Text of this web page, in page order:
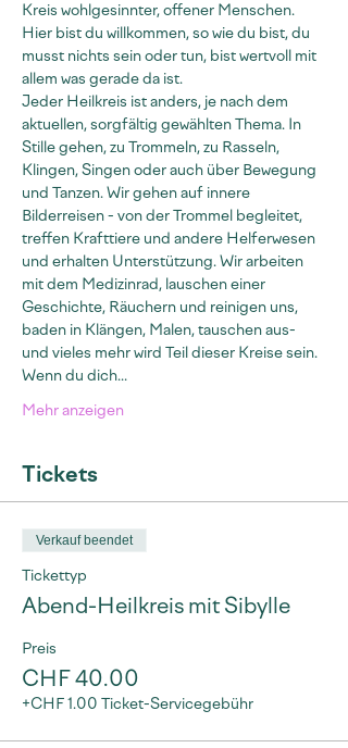
Kreis wohlgesinnter, offener Menschen.
Hier bist du willkommen, so wie du bist, du
musst nichts sein oder tun, bist wertvoll mit
allem was gerade da ist.
Jeder Heilkreis ist anders, je nach dem
aktuellen, sorgfältig gewählten Thema. In
Stille gehen, zu Trommeln, zu Rasseln,
Klingen, Singen oder auch über Bewegung
und Tanzen. Wir gehen auf innere
Bilderreisen - von der Trommel begleitet,
treffen Krafttiere und andere Helferwesen
und erhalten Unterstützung. Wir arbeiten
mit dem Medizinrad, lauschen einer
Geschichte, Räuchern und reinigen uns,
baden in Klängen, Malen, tauschen aus-
und vieles mehr wird Teil dieser Kreise sein.
Wenn du dich…
Mehr anzeigen
Tickets
Verkauf beendet
Tickettyp
Abend-Heilkreis mit Sibylle
Preis
CHF 40.00
+CHF 1.00 Ticket-Servicegebühr